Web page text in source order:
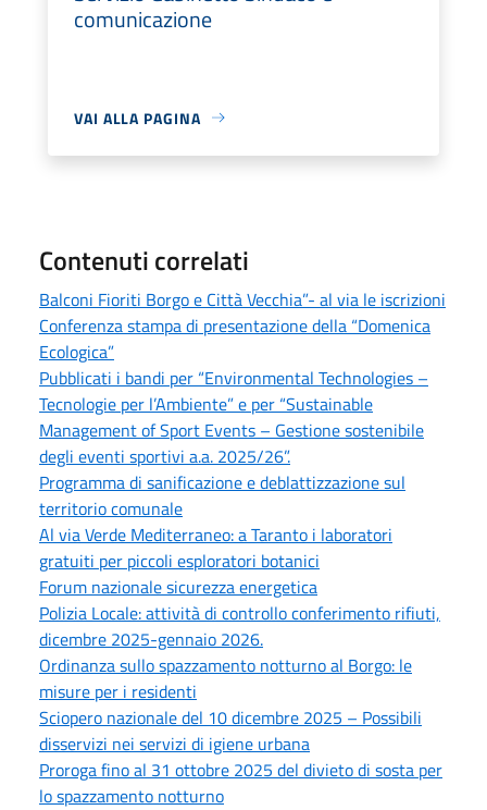
comunicazione
VAI ALLA PAGINA
Contenuti correlati
Balconi Fioriti Borgo e Città Vecchia”- al via le iscrizioni
Conferenza stampa di presentazione della “Domenica
Ecologica”
Pubblicati i bandi per “Environmental Technologies –
Tecnologie per l’Ambiente” e per “Sustainable
Management of Sport Events – Gestione sostenibile
degli eventi sportivi a.a. 2025/26”.
Programma di sanificazione e deblattizzazione sul
territorio comunale
Al via Verde Mediterraneo: a Taranto i laboratori
gratuiti per piccoli esploratori botanici
Forum nazionale sicurezza energetica
Polizia Locale: attività di controllo conferimento rifiuti,
dicembre 2025-gennaio 2026.
Ordinanza sullo spazzamento notturno al Borgo: le
misure per i residenti
Sciopero nazionale del 10 dicembre 2025 – Possibili
disservizi nei servizi di igiene urbana
Proroga fino al 31 ottobre 2025 del divieto di sosta per
lo spazzamento notturno